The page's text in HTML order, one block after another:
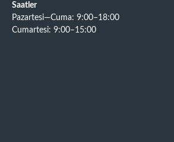
Saatler
Pazartesi—Cuma: 9:00–18:00
Cumartesi: 9:00–15:00